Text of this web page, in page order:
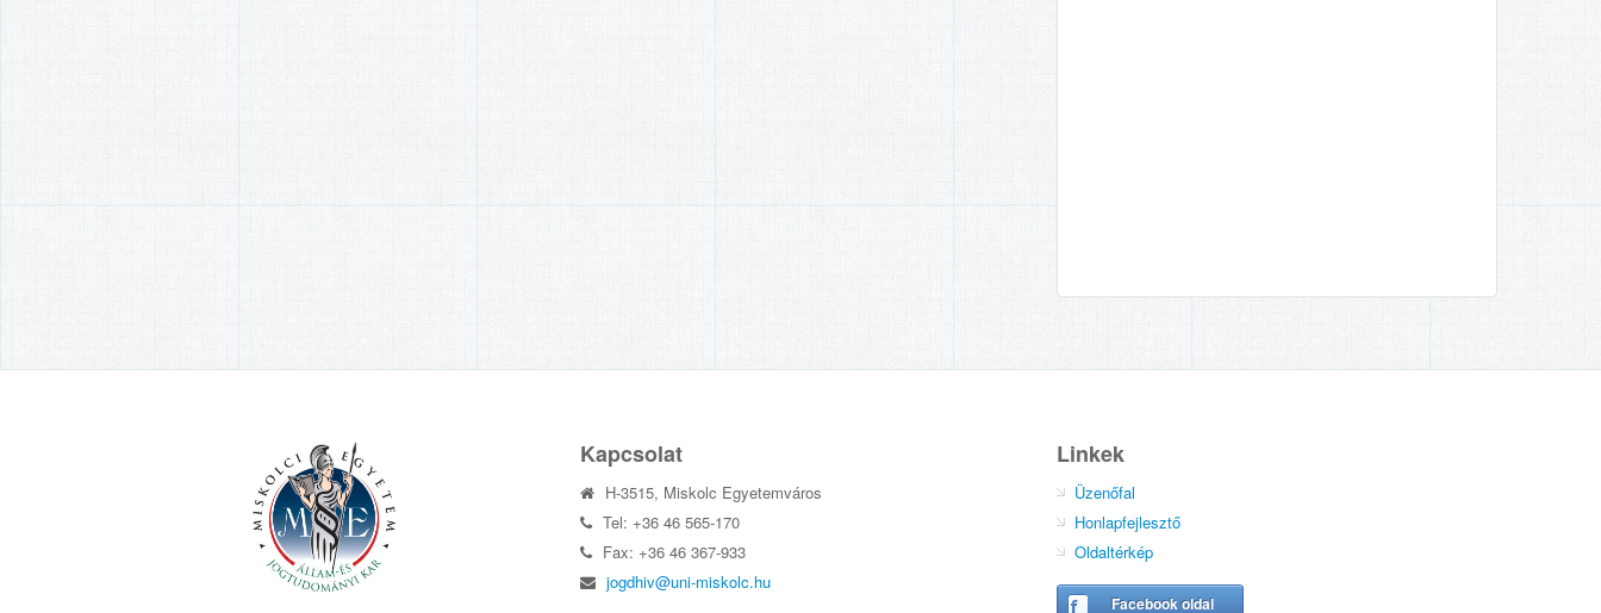
Kapcsolat
H-3515, Miskolc Egyetemváros
Tel: +36 46 565-170
Fax: +36 46 367-933
jogdhiv@uni-miskolc.hu
Linkek
Üzenőfal
Honlapfejlesztő
Oldaltérkép
Facebook oldal